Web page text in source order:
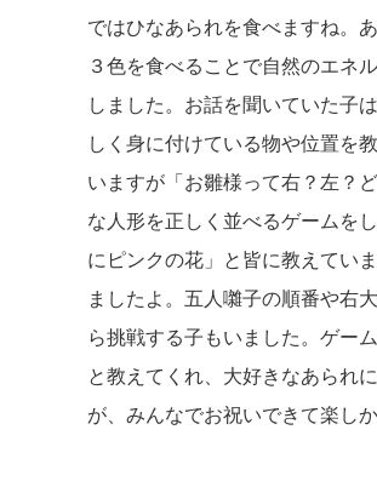
ではひなあられを食べますね。
３色を食べることで自然のエネ
しました。お話を聞いていた子
しく身に付けている物や位置を
いますが「お雛様って右？左？
な人形を正しく並べるゲームを
にピンクの花」と皆に教えてい
ましたよ。五人囃子の順番や右
ら挑戦する子もいました。ゲー
と教えてくれ、大好きなあられ
が、みんなでお祝いできて楽し